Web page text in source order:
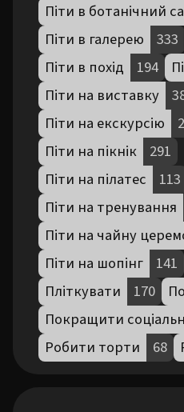
Піти в ботанічний
Піти в галерею
333
Піти в похід
194
Піти на виставку
Піти на екскурсію
Піти на пікнік
291
Піти на пілатес
113
Піти на тренування
Піти на чайну
Піти на шопінг
141
Пліткувати
170
Покращити
Робити торти
68